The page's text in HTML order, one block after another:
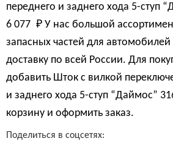
переднего и заднего хода 5-ступ
6 077 ₽ У нас большой
запасных частей для
доставку по всей России. Для
добавить Шток с вилкой
и заднего хода 5-ступ “Даймос”
корзину и оформить заказ.
Поделиться в соцсетях: